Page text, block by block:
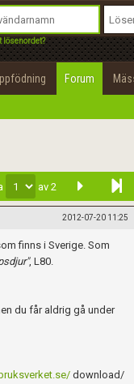
lösenordet?
Forum
av 2
2012-07-20 11:25
finns i Sverige. Som
, L80.
du får aldrig gå under
download/
Policy